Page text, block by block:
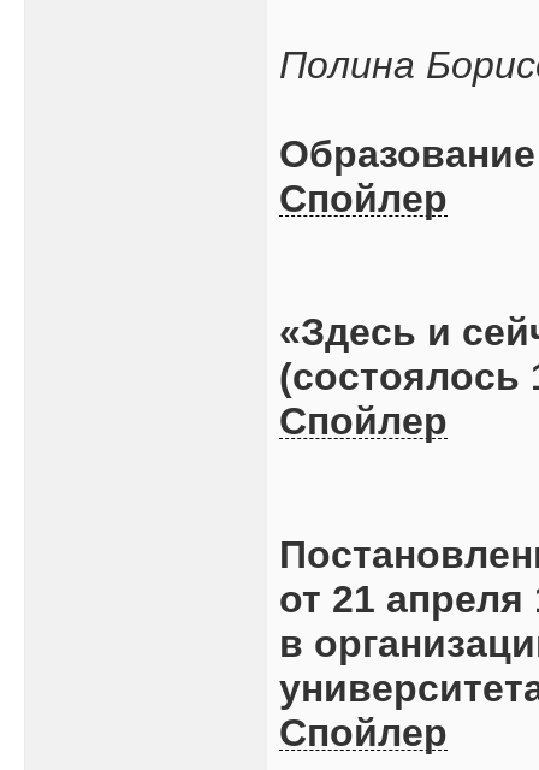
Пoлинa
Спойлер
«Здесь и
(состоялось
Спойлер
от 21 апреля
в
Спойлер